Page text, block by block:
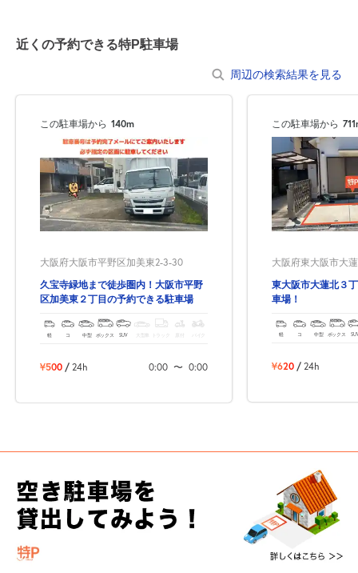
近くの予約できる特P駐車場
周辺の検索結果を見る
この駐車場から 140m
大阪府大阪市平野区加美東2-3-30
久宝寺緑地まで徒歩圏内！大阪市平野
区加美東２丁目の予約できる駐車場
軽 コ 中型 ボックス SUV 大型車 トラック バイク
¥500 / 24h 0:00 〜 0:00
この駐車場から
大阪府東大阪市大
東大阪市大蓮北３
車場！
軽 コ 中型 ボックス
¥620 / 24h